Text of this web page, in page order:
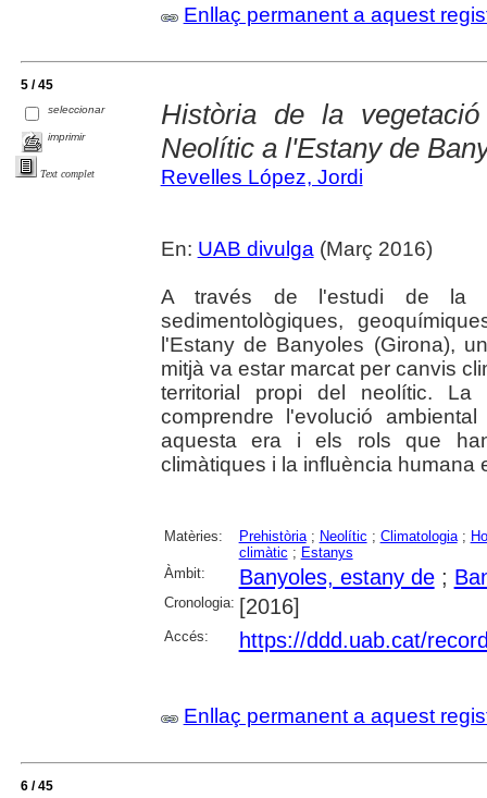
Enllaç permanent a aquest
5 / 45
seleccionar
imprimir
Text complet
Història de la
Neolític a l'Estany de
Revelles López, Jordi
En: UAB divulga(Març 2016)
A través de l'estudi de la
sedimentològiques,
l'Estany de Banyoles (Girona),
mitjà va estar marcat per canvis
territorial propi del neolític.
comprendre l'evolució
aquesta era i els rols que
climàtiques i la influència humana
Matèries: Prehistòria; Neolític ; Climatologia;
climàtic ; Estanys
Àmbit:
Banyoles, estany de;
Cronologia: [2016]
Accés: https://ddd.uab.cat/
Enllaç permanent a aquest
6 / 45